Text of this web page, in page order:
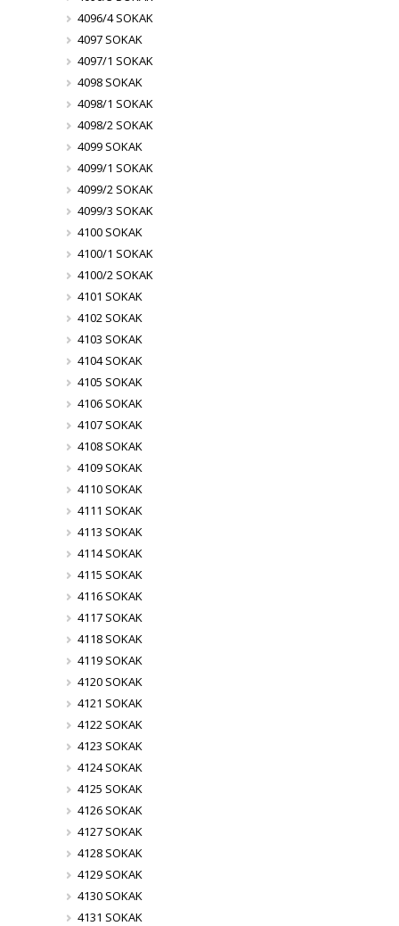
4096/4 SOKAK
4097 SOKAK
4097/1 SOKAK
4098 SOKAK
4098/1 SOKAK
4098/2 SOKAK
4099 SOKAK
4099/1 SOKAK
4099/2 SOKAK
4099/3 SOKAK
4100 SOKAK
4100/1 SOKAK
4100/2 SOKAK
4101 SOKAK
4102 SOKAK
4103 SOKAK
4104 SOKAK
4105 SOKAK
4106 SOKAK
4107 SOKAK
4108 SOKAK
4109 SOKAK
4110 SOKAK
4111 SOKAK
4113 SOKAK
4114 SOKAK
4115 SOKAK
4116 SOKAK
4117 SOKAK
4118 SOKAK
4119 SOKAK
4120 SOKAK
4121 SOKAK
4122 SOKAK
4123 SOKAK
4124 SOKAK
4125 SOKAK
4126 SOKAK
4127 SOKAK
4128 SOKAK
4129 SOKAK
4130 SOKAK
4131 SOKAK